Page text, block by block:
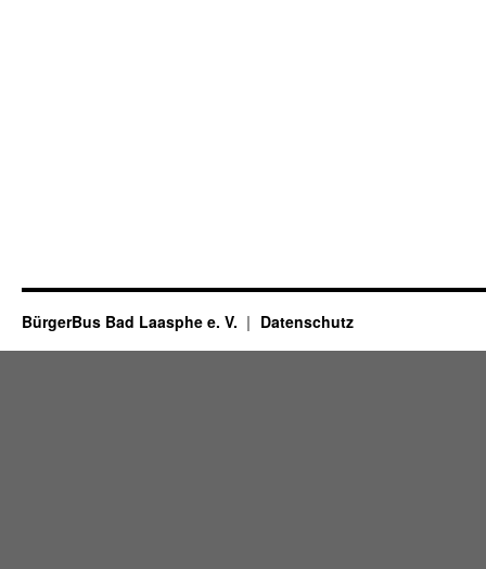
BürgerBus Bad Laasphe e. V. Datenschutz